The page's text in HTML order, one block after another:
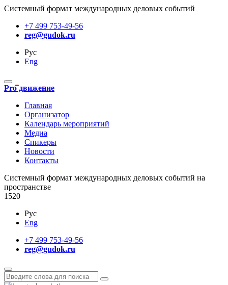
Системный формат международных деловых событий
+7 499 753-49-56
reg@gudok.ru
Рус
Eng
Pro движение
Главная
Организатор
Календарь мероприятий
Медиа
Спикеры
Новости
Контакты
Cистемный формат международных деловых событий на
пространстве
1520
Рус
Eng
+7 499 753-49-56
reg@gudok.ru